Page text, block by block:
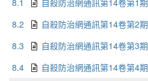
8.1
自殺防治網通訊第14卷第1期
8.2
自殺防治網通訊第14卷第2期
8.3
自殺防治網通訊第14卷第3期
8.4
自殺防治網通訊第14卷第4期